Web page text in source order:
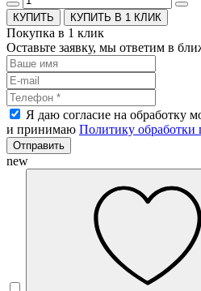
КУПИТЬ В 1 КЛИК
Покупка в 1 клик
Оставьте заявку, мы ответим в
Я даю согласие на обработку
и принимаю Политику обработки
Отправить
new